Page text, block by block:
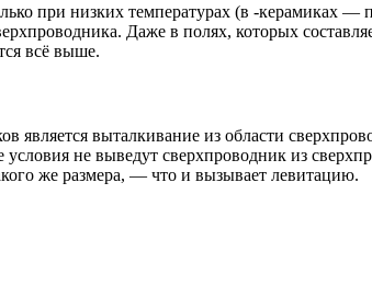
при низких температурах (в -керамиках
Даже в полях, которых
всё выше.
является выталкивание из области
не выведут сверхпроводник из
же размера, — что и вызывает левитацию.